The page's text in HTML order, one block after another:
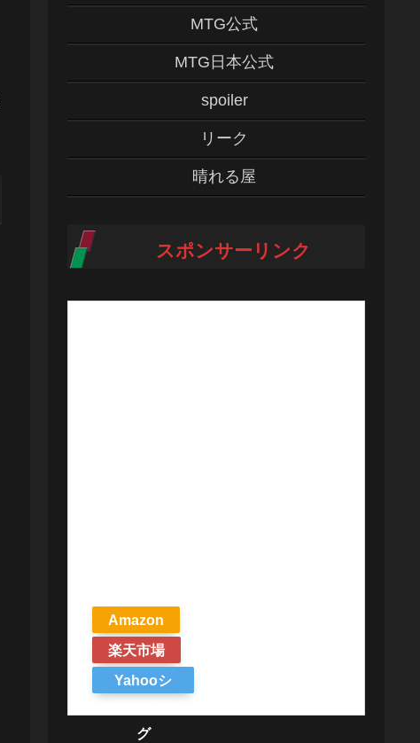
MTG公式
MTG日本公式
spoiler
リーク
晴れる屋
スポンサーリンク
Amazon
楽天市場
Yahooシ
グ